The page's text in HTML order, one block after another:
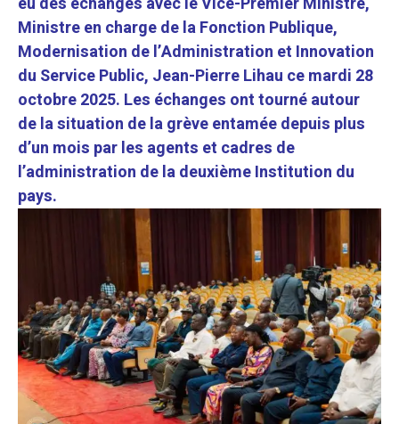
Ministre en charge de la Fonction Publique,
Modernisation de l’Administration et Innovation
du Service Public, Jean-Pierre Lihau ce mardi 28
octobre 2025. Les échanges ont tourné autour
de la situation de la grève entamée depuis plus
d’un mois par les agents et cadres de
l’administration de la deuxième Institution du
pays.